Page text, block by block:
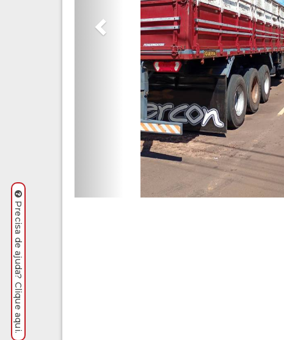
Precisa de ajuda? Clique aqui.